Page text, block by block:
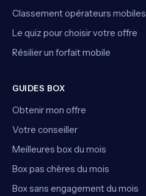
Classement opérateurs mobiles
Le quiz pour choisir votre offre
Résilier un forfait mobile
GUIDES BOX
Obtenir mon offre
Votre conseiller
Meilleures box du mois
Box pas chères du mois
Box sans engagement du mois